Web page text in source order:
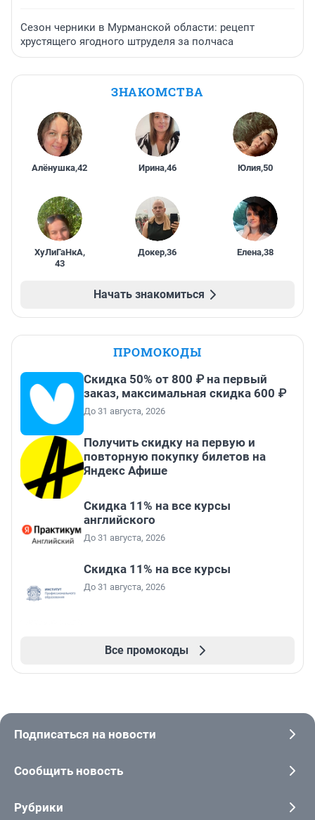
Сезон черники в Мурманской области: рецепт
хрустящего ягодного штруделя за полчаса
ЗНАКОМСТВА
Алёнушка,42 Ирина,46 Юлия,50
ХуЛиГаНкА,
43
Докер,36 Елена,38
Начать знакомиться
ПРОМОКОДЫ
Скидка 50% от 800 ₽ на первый
заказ, максимальная скидка 600 ₽
До 31 августа, 2026
Получить скидку на первую и
повторную покупку билетов на
Яндекс Афише
Скидка 11% на все курсы
английского
До 31 августа, 2026
Скидка 11% на все курсы
До 31 августа, 2026
Все промокоды
Подписаться на новости
Сообщить новость
Рубрики